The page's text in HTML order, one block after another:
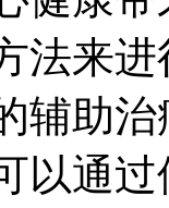
法来
辅助
以通